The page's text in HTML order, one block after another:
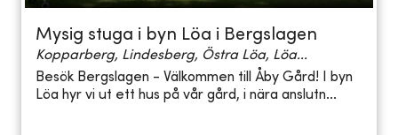
Mysig stuga i byn Löa i Bergslagen
Kopparberg, Lindesberg, Östra Löa, Löa...
Besök Bergslagen - Välkommen till Åby Gård! I byn
Löa hyr vi ut ett hus på vår gård, i nära anslutn...